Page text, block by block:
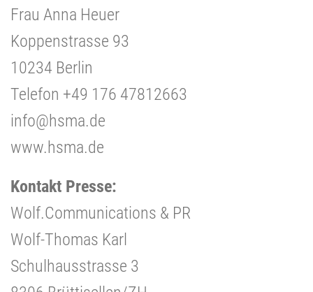
Frau Anna Heuer
Koppenstrasse 93
10234 Berlin
Telefon +49 176 47812663
info@hsma.de
www.hsma.de
Kontakt Presse:
Wolf.Communications & PR
Wolf-Thomas Karl
Schulhausstrasse 3